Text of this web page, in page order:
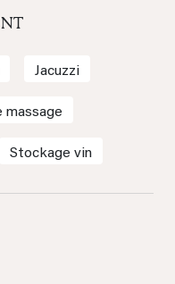
Jacuzzi
massage
Stockage vin